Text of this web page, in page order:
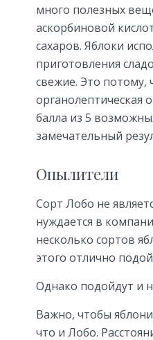
много полезных
аскорбиновой
сахаров. Яблоки
приготовления
свежие. Это потому,
органолептическая
балла из 5
замечательный
Опылители
Сорт Лобо не
нуждается в
несколько сортов
этого отлично
Однако подойдут и
Важно, чтобы
что и Лобо.